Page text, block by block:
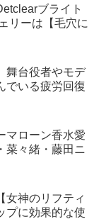
ブライト
リーは【毛穴に
舞台役者やモデ
でいる疲労回復
マローン香水愛
菜々緒・藤田ニ
女神のリフティ
プに効果的な使